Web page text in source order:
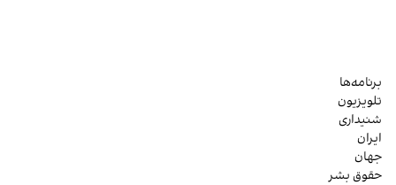
برنامه‌ها
تلویزیون
شنیداری
ایران
جهان
حقوق بشر